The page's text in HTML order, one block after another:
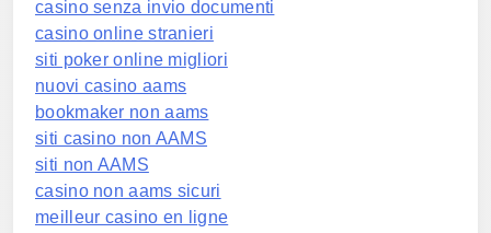
casino senza invio documenti
casino online stranieri
siti poker online migliori
nuovi casino aams
bookmaker non aams
siti casino non AAMS
siti non AAMS
casino non aams sicuri
meilleur casino en ligne